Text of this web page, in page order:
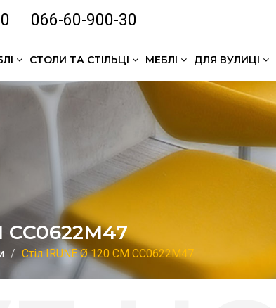
066-60-900-30
СТОЛИ ТА СТІЛЬЦІ МЕБЛІ ДЛЯ ВУЛИЦІ
CC0622M47
Стіл IRUNE Ø 120 CM CC0622M47